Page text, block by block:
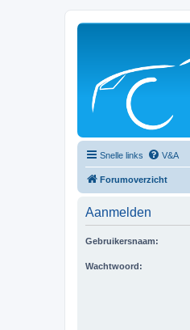
Snelle links V&A
Forumoverzicht
Aanmelden
Gebruikersnaam:
Wachtwoord: